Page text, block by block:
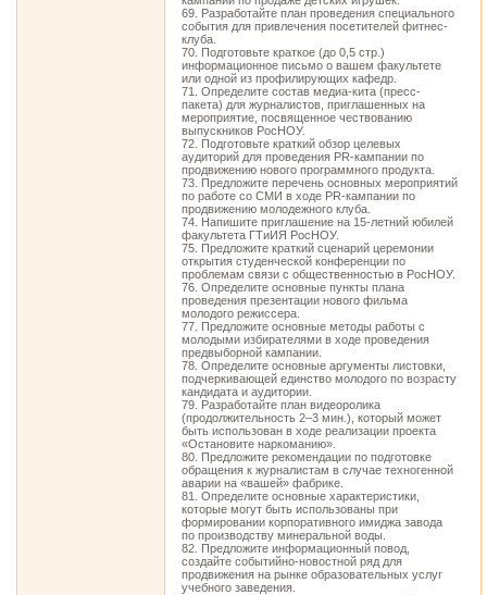
69. Разработайте план проведения специального
события для привлечения посетителей фитнес-
клуба.
70. Подготовьте краткое (до 0,5 стр.)
информационное письмо о вашем факультете
или одной из профилирующих кафедр.
71. Определите состав медиа-кита (пресс-
пакета) для журналистов, приглашенных на
мероприятие, посвященное чествованию
выпускников РосНОУ.
72. Подготовьте краткий обзор целевых
аудиторий для проведения PR-кампании по
продвижению нового программного продукта.
73. Предложите перечень основных мероприятий
по работе со СМИ в ходе PR-кампании по
продвижению молодежного клуба.
74. Напишите приглашение на 15-летний юбилей
факультета ГТиИЯ РосНОУ.
75. Предложите краткий сценарий церемонии
открытия студенческой конференции по
проблемам связи с общественностью в РосНОУ.
76. Определите основные пункты плана
проведения презентации нового фильма
молодого режиссера.
77. Предложите основные методы работы с
молодыми избирателями в ходе проведения
предвыборной кампании.
78. Определите основные аргументы листовки,
подчеркивающей единство молодого по возрасту
кандидата и аудитории.
79. Разработайте план видеоролика
(продолжительность 2–3 мин.), который может
быть использован в ходе реализации проекта
«Остановите наркоманию».
80. Предложите рекомендации по подготовке
обращения к журналистам в случае техногенной
аварии на «вашей» фабрике.
81. Определите основные характеристики,
которые могут быть использованы при
формировании корпоративного имиджа завода
по производству минеральной воды.
82. Предложите информационный повод,
создайте событийно-новостной ряд для
продвижения на рынке образовательных услуг
учебного заведения.